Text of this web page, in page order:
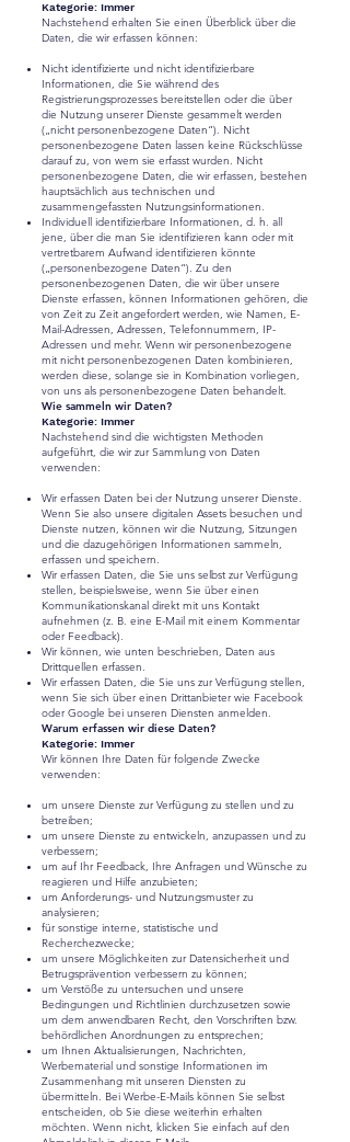
Kategorie: Immer
Nachstehend erhalten Sie einen Überblick über die
Daten, die wir erfassen können:
Nicht identifizierte und nicht identifizierbare
Informationen, die Sie während des
Registrierungsprozesses bereitstellen oder die über
die Nutzung unserer Dienste gesammelt werden
(„nicht personenbezogene Daten“). Nicht
personenbezogene Daten lassen keine Rückschlüsse
darauf zu, von wem sie erfasst wurden. Nicht
personenbezogene Daten, die wir erfassen, bestehen
hauptsächlich aus technischen und
zusammengefassten Nutzungsinformationen.
Individuell identifizierbare Informationen, d. h. all
jene, über die man Sie identifizieren kann oder mit
vertretbarem Aufwand identifizieren könnte
(„personenbezogene Daten“). Zu den
personenbezogenen Daten, die wir über unsere
Dienste erfassen, können Informationen gehören, die
von Zeit zu Zeit angefordert werden, wie Namen, E-
Mail-Adressen, Adressen, Telefonnummern, IP-
Adressen und mehr. Wenn wir personenbezogene
mit nicht personenbezogenen Daten kombinieren,
werden diese, solange sie in Kombination vorliegen,
von uns als personenbezogene Daten behandelt.
Wie sammeln wir Daten?
Kategorie: Immer
Nachstehend sind die wichtigsten Methoden
aufgeführt, die wir zur Sammlung von Daten
verwenden:
Wir erfassen Daten bei der Nutzung unserer Dienste.
Wenn Sie also unsere digitalen Assets besuchen und
Dienste nutzen, können wir die Nutzung, Sitzungen
und die dazugehörigen Informationen sammeln,
erfassen und speichern.
Wir erfassen Daten, die Sie uns selbst zur Verfügung
stellen, beispielsweise, wenn Sie über einen
Kommunikationskanal direkt mit uns Kontakt
aufnehmen (z. B. eine E-Mail mit einem Kommentar
oder Feedback).
Wir können, wie unten beschrieben, Daten aus
Drittquellen erfassen.
Wir erfassen Daten, die Sie uns zur Verfügung stellen,
wenn Sie sich über einen Drittanbieter wie Facebook
oder Google bei unseren Diensten anmelden.
Warum erfassen wir diese Daten?
Kategorie: Immer
Wir können Ihre Daten für folgende Zwecke
verwenden:
um unsere Dienste zur Verfügung zu stellen und zu
betreiben;
um unsere Dienste zu entwickeln, anzupassen und zu
verbessern;
um auf Ihr Feedback, Ihre Anfragen und Wünsche zu
reagieren und Hilfe anzubieten;
um Anforderungs- und Nutzungsmuster zu
analysieren;
für sonstige interne, statistische und
Recherchezwecke;
um unsere Möglichkeiten zur Datensicherheit und
Betrugsprävention verbessern zu können;
um Verstöße zu untersuchen und unsere
Bedingungen und Richtlinien durchzusetzen sowie
um dem anwendbaren Recht, den Vorschriften bzw.
behördlichen Anordnungen zu entsprechen;
um Ihnen Aktualisierungen, Nachrichten,
Werbematerial und sonstige Informationen im
Zusammenhang mit unseren Diensten zu
übermitteln. Bei Werbe-E-Mails können Sie selbst
entscheiden, ob Sie diese weiterhin erhalten
möchten. Wenn nicht, klicken Sie einfach auf den